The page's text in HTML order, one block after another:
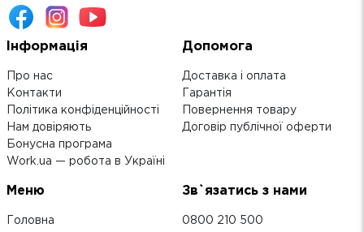
Інформація
Про нас
Контакти
Політика конфіденційності
Нам довіряють
Бонусна програма
Work.ua — робота в Україні
Допомога
Доставка і оплата
Гарантія
Повернення товару
Договір публічної оферти
Меню
Головна
Зв`язатись з нами
0800 210 500